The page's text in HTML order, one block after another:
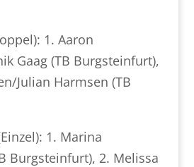
1. Aaron
Gaag (TB Burgsteinfurt),
Julian Harmsen (TB
1. Marina
Burgsteinfurt), 2. Melissa